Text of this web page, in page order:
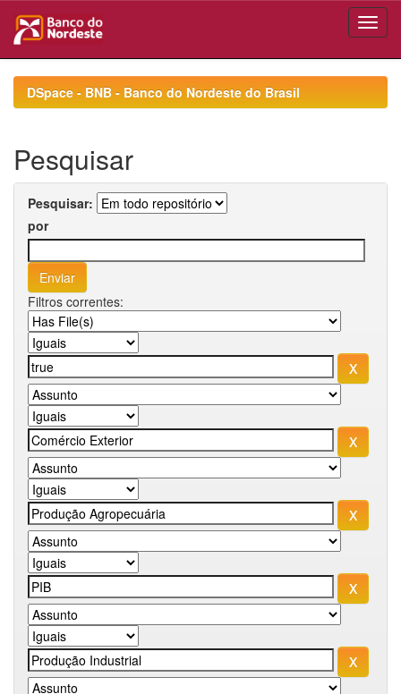
navigationDSpace - BNB - Banco do Nordeste do Brasil
Pesquisar
Pesquisar:
por
Filtros correntes: